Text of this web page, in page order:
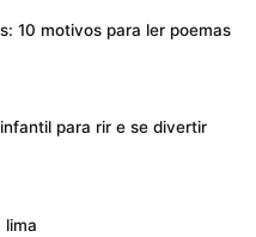
10 motivos para ler poemas
para rir e se divertir
lima